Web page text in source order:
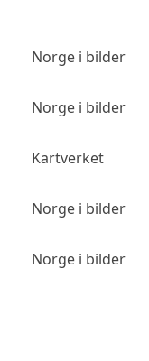
Norge i bilder
Norge i bilder
Kartverket
Norge i bilder
Norge i bilder